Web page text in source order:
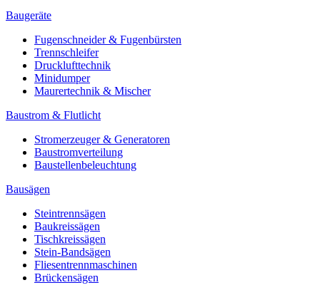
Baugeräte
Fugenschneider & Fugenbürsten
Trennschleifer
Drucklufttechnik
Minidumper
Maurertechnik & Mischer
Baustrom & Flutlicht
Stromerzeuger & Generatoren
Baustromverteilung
Baustellenbeleuchtung
Bausägen
Steintrennsägen
Baukreissägen
Tischkreissägen
Stein-Bandsägen
Fliesentrennmaschinen
Brückensägen